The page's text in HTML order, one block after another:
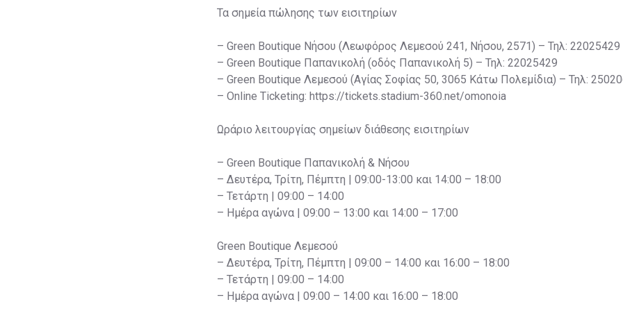
Τα σημεία πώλησης των εισιτηρίων
– Green Boutique Νήσου (Λεωφόρος Λεμεσού 241, Νήσου, 2571) – Τηλ: 22025429
– Green Boutique Παπανικολή (οδός Παπανικολή 5) – Τηλ: 22025429
– Green Boutique Λεμεσού (Αγίας Σοφίας 50, 3065 Κάτω Πολεμίδια) – Τηλ:
– Online Ticketing: https://tickets.stadium-360.net/omonoia
Ωράριο λειτουργίας σημείων διάθεσης εισιτηρίων
– Green Boutique Παπανικολή & Νήσου
– Δευτέρα, Τρίτη, Πέμπτη | 09:00-13:00 και 14:00 – 18:00
– Τετάρτη | 09:00 – 14:00
– Ημέρα αγώνα | 09:00 – 13:00 και 14:00 – 17:00
Green Boutique Λεμεσού
– Δευτέρα, Τρίτη, Πέμπτη | 09:00 – 14:00 και 16:00 – 18:00
– Τετάρτη | 09:00 – 14:00
– Ημέρα αγώνα | 09:00 – 14:00 και 16:00 – 18:00